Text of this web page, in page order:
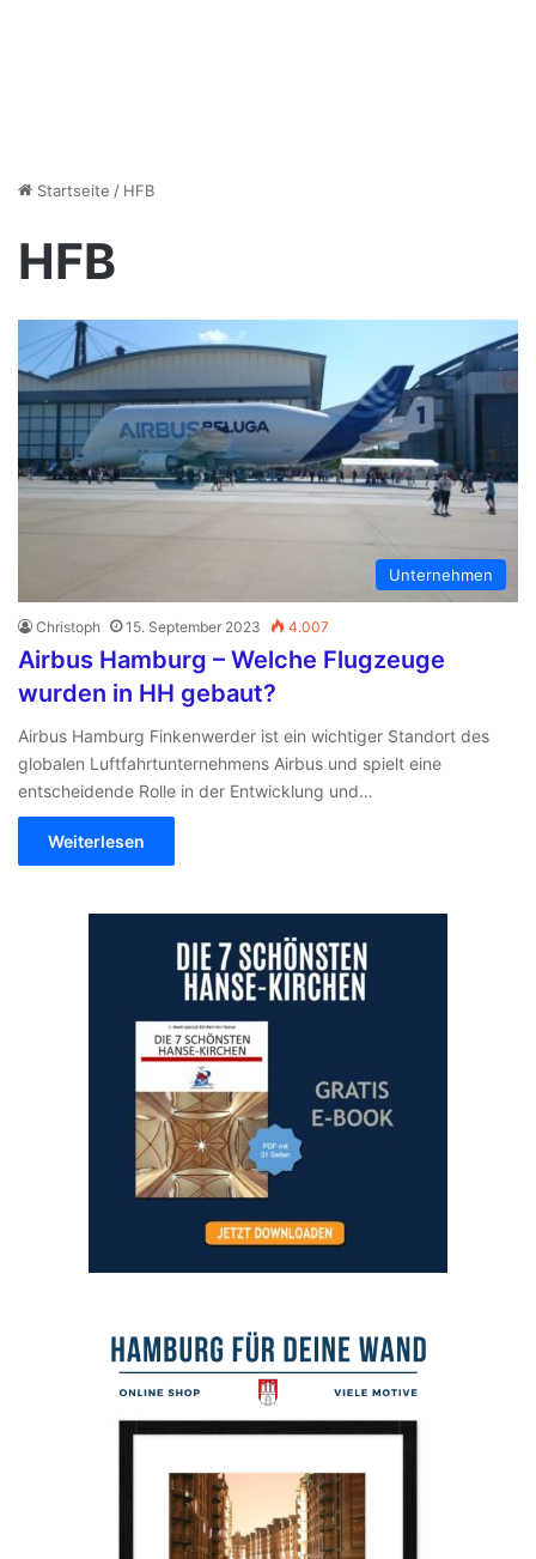
Startseite / HFB
HFB
Unternehmen
Christoph 15. September 2023 4.007
Airbus Hamburg – Welche Flugzeuge
wurden in HH gebaut?
Airbus Hamburg Finkenwerder ist ein wichtiger Standort des
globalen Luftfahrtunternehmens Airbus und spielt eine
entscheidende Rolle in der Entwicklung und…
Weiterlesen